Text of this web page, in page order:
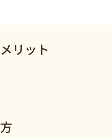
リット